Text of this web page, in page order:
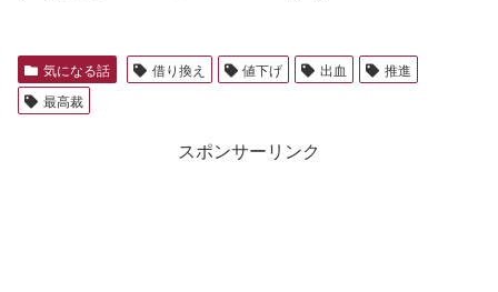
気になる話 借り換え 値下げ 出血
推進
最高裁
スポンサーリンク